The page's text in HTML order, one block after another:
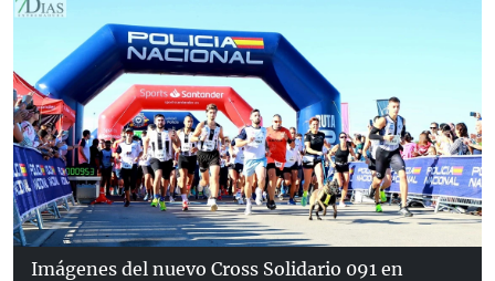
Imágenes del nuevo Cross Solidario 091 en